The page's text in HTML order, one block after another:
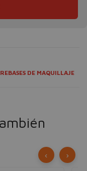
DE MAQUILLAJE
‹ ›